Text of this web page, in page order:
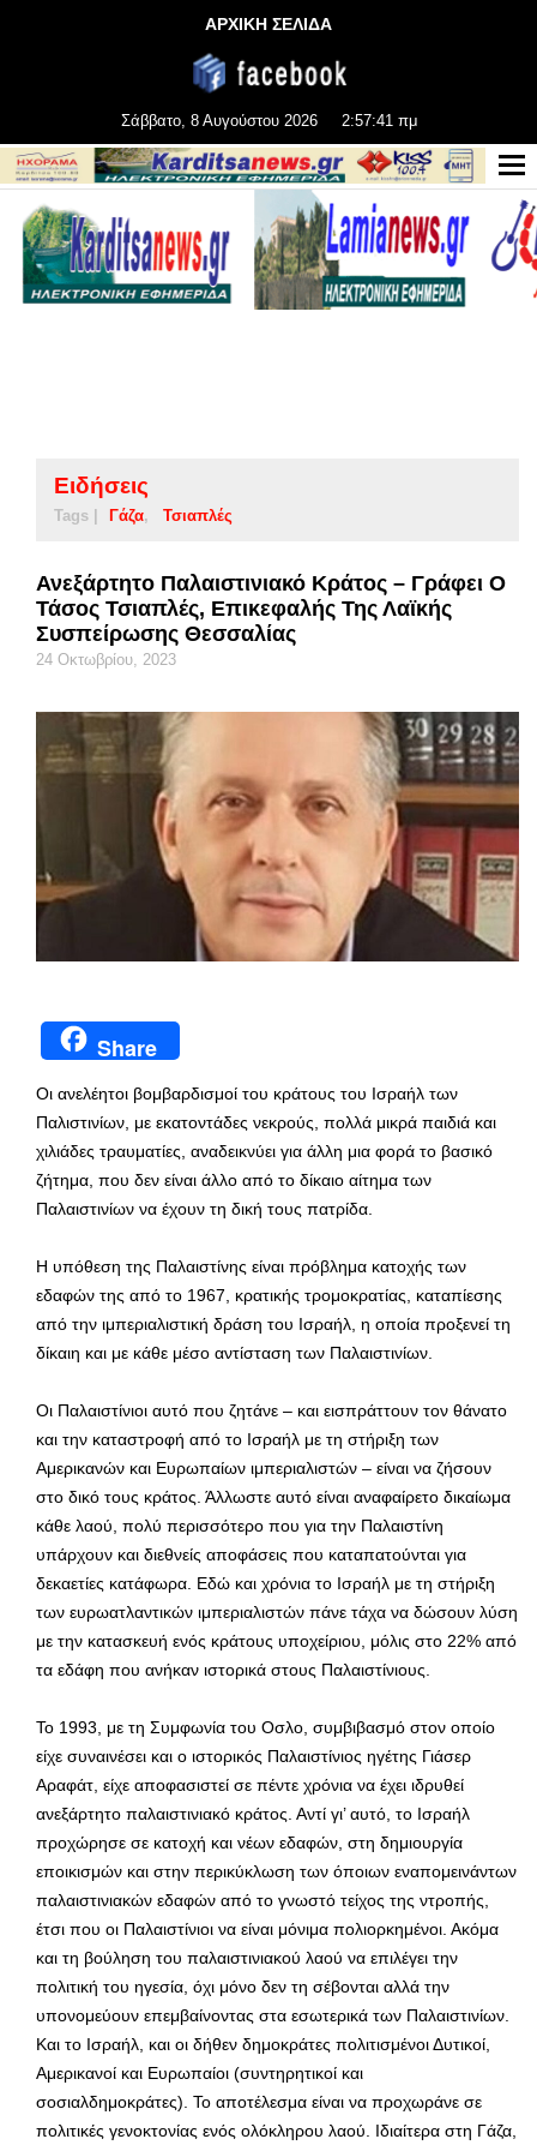
ΑΡΧΙΚΗ ΣΕΛΙΔΑ
Σάββατο, 8 Αυγούστου 2026 2:57:42 πμ
Ειδήσεις
Tags | Γάζα Τσιαπλές
Ανεξάρτητο Παλαιστινιακό Κράτος – Γράφει Ο
Τάσος Τσιαπλές, Επικεφαλής Της Λαϊκής
Συσπείρωσης Θεσσαλίας
24 Οκτωβρίου, 2023
Share
Οι ανελέητοι βομβαρδισμοί του κράτους του Ισραήλ των
Παλιστινίων, με εκατοντάδες νεκρούς, πολλά μικρά παιδιά και
χιλιάδες τραυματίες, αναδεικνύει για άλλη μια φορά το βασικό
ζήτημα, που δεν είναι άλλο από το δίκαιο αίτημα των
Παλαιστινίων να έχουν τη δική τους πατρίδα.
Η υπόθεση της Παλαιστίνης είναι πρόβλημα κατοχής των
εδαφών της από το 1967, κρατικής τρομοκρατίας, καταπίεσης
από την ιμπεριαλιστική δράση του Ισραήλ, η οποία προξενεί τη
δίκαιη και με κάθε μέσο αντίσταση των Παλαιστινίων.
Οι Παλαιστίνιοι αυτό που ζητάνε – και εισπράττουν τον θάνατο
και την καταστροφή από το Ισραήλ με τη στήριξη των
Αμερικανών και Ευρωπαίων ιμπεριαλιστών – είναι να ζήσουν
στο δικό τους κράτος. Άλλωστε αυτό είναι αναφαίρετο δικαίωμα
κάθε λαού, πολύ περισσότερο που για την Παλαιστίνη
υπάρχουν και διεθνείς αποφάσεις που καταπατούνται για
δεκαετίες κατάφωρα. Εδώ και χρόνια το Ισραήλ με τη στήριξη
των ευρωατλαντικών ιμπεριαλιστών πάνε τάχα να δώσουν λύση
με την κατασκευή ενός κράτους υποχείριου, μόλις στο 22% από
τα εδάφη που ανήκαν ιστορικά στους Παλαιστίνιους.
Το 1993, με τη Συμφωνία του Οσλο, συμβιβασμό στον οποίο
είχε συναινέσει και ο ιστορικός Παλαιστίνιος ηγέτης Γιάσερ
Αραφάτ, είχε αποφασιστεί σε πέντε χρόνια να έχει ιδρυθεί
ανεξάρτητο παλαιστινιακό κράτος. Αντί γι’ αυτό, το Ισραήλ
προχώρησε σε κατοχή και νέων εδαφών, στη δημιουργία
εποικισμών και στην περικύκλωση των όποιων εναπομεινάντων
παλαιστινιακών εδαφών από το γνωστό τείχος της ντροπής,
έτσι που οι Παλαιστίνιοι να είναι μόνιμα πολιορκημένοι. Ακόμα
και τη βούληση του παλαιστινιακού λαού να επιλέγει την
πολιτική του ηγεσία, όχι μόνο δεν τη σέβονται αλλά την
υπονομεύουν επεμβαίνοντας στα εσωτερικά των Παλαιστινίων.
Και το Ισραήλ, και οι δήθεν δημοκράτες πολιτισμένοι Δυτικοί,
Αμερικανοί και Ευρωπαίοι (συντηρητικοί και
σοσιαλδημοκράτες). Το αποτέλεσμα είναι να προχωράνε σε
πολιτικές γενοκτονίας ενός ολόκληρου λαού. Ιδιαίτερα στη Γάζα,